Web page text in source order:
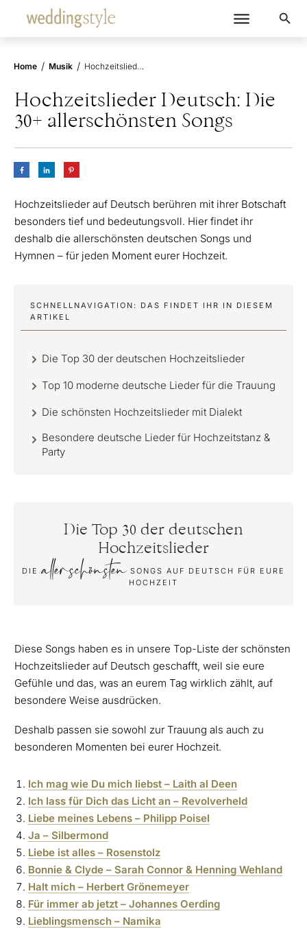
Home / Musik / Hochzeitslieder Deutsch: Die 30+ allerschönsten Songs
Hochzeitslieder Deutsch: Die
30+ allerschönsten Songs
Hochzeitslieder auf Deutsch berühren mit ihrer Botschaft
besonders tief und bedeutungsvoll. Hier findet ihr
deshalb die allerschönsten deutschen Songs und
Hymnen – für jeden Moment eurer Hochzeit.
SCHNELLNAVIGATION: DAS FINDET IHR IN DIESEM
ARTIKEL
Die Top 30 der deutschen Hochzeitslieder
Top 10 moderne deutsche Lieder für die Trauung
Die schönsten Hochzeitslieder mit Dialekt
Besondere deutsche Lieder für Hochzeitstanz &
Party
Die Top 30 der deutschen
Hochzeitslieder
DIEallerschönstenSONGS AUF DEUTSCH FÜR EURE
HOCHZEIT
Diese Songs haben es in unsere Top-Liste der schönsten
Hochzeitslieder auf Deutsch geschafft, weil sie eure
Gefühle und das, was an eurem Tag wirklich zählt, auf
besondere Weise ausdrücken.
Deshalb passen sie sowohl zur Trauung als auch zu
besonderen Momenten bei eurer Hochzeit.
Ich mag wie Du mich liebst – Laith al Deen
Ich lass für Dich das Licht an – Revolverheld
Liebe meines Lebens – Philipp Poisel
Ja – Silbermond
Liebe ist alles – Rosenstolz
Bonnie & Clyde – Sarah Connor & Henning Wehland
Halt mich – Herbert Grönemeyer
Für immer ab jetzt – Johannes Oerding
Lieblingsmensch – Namika